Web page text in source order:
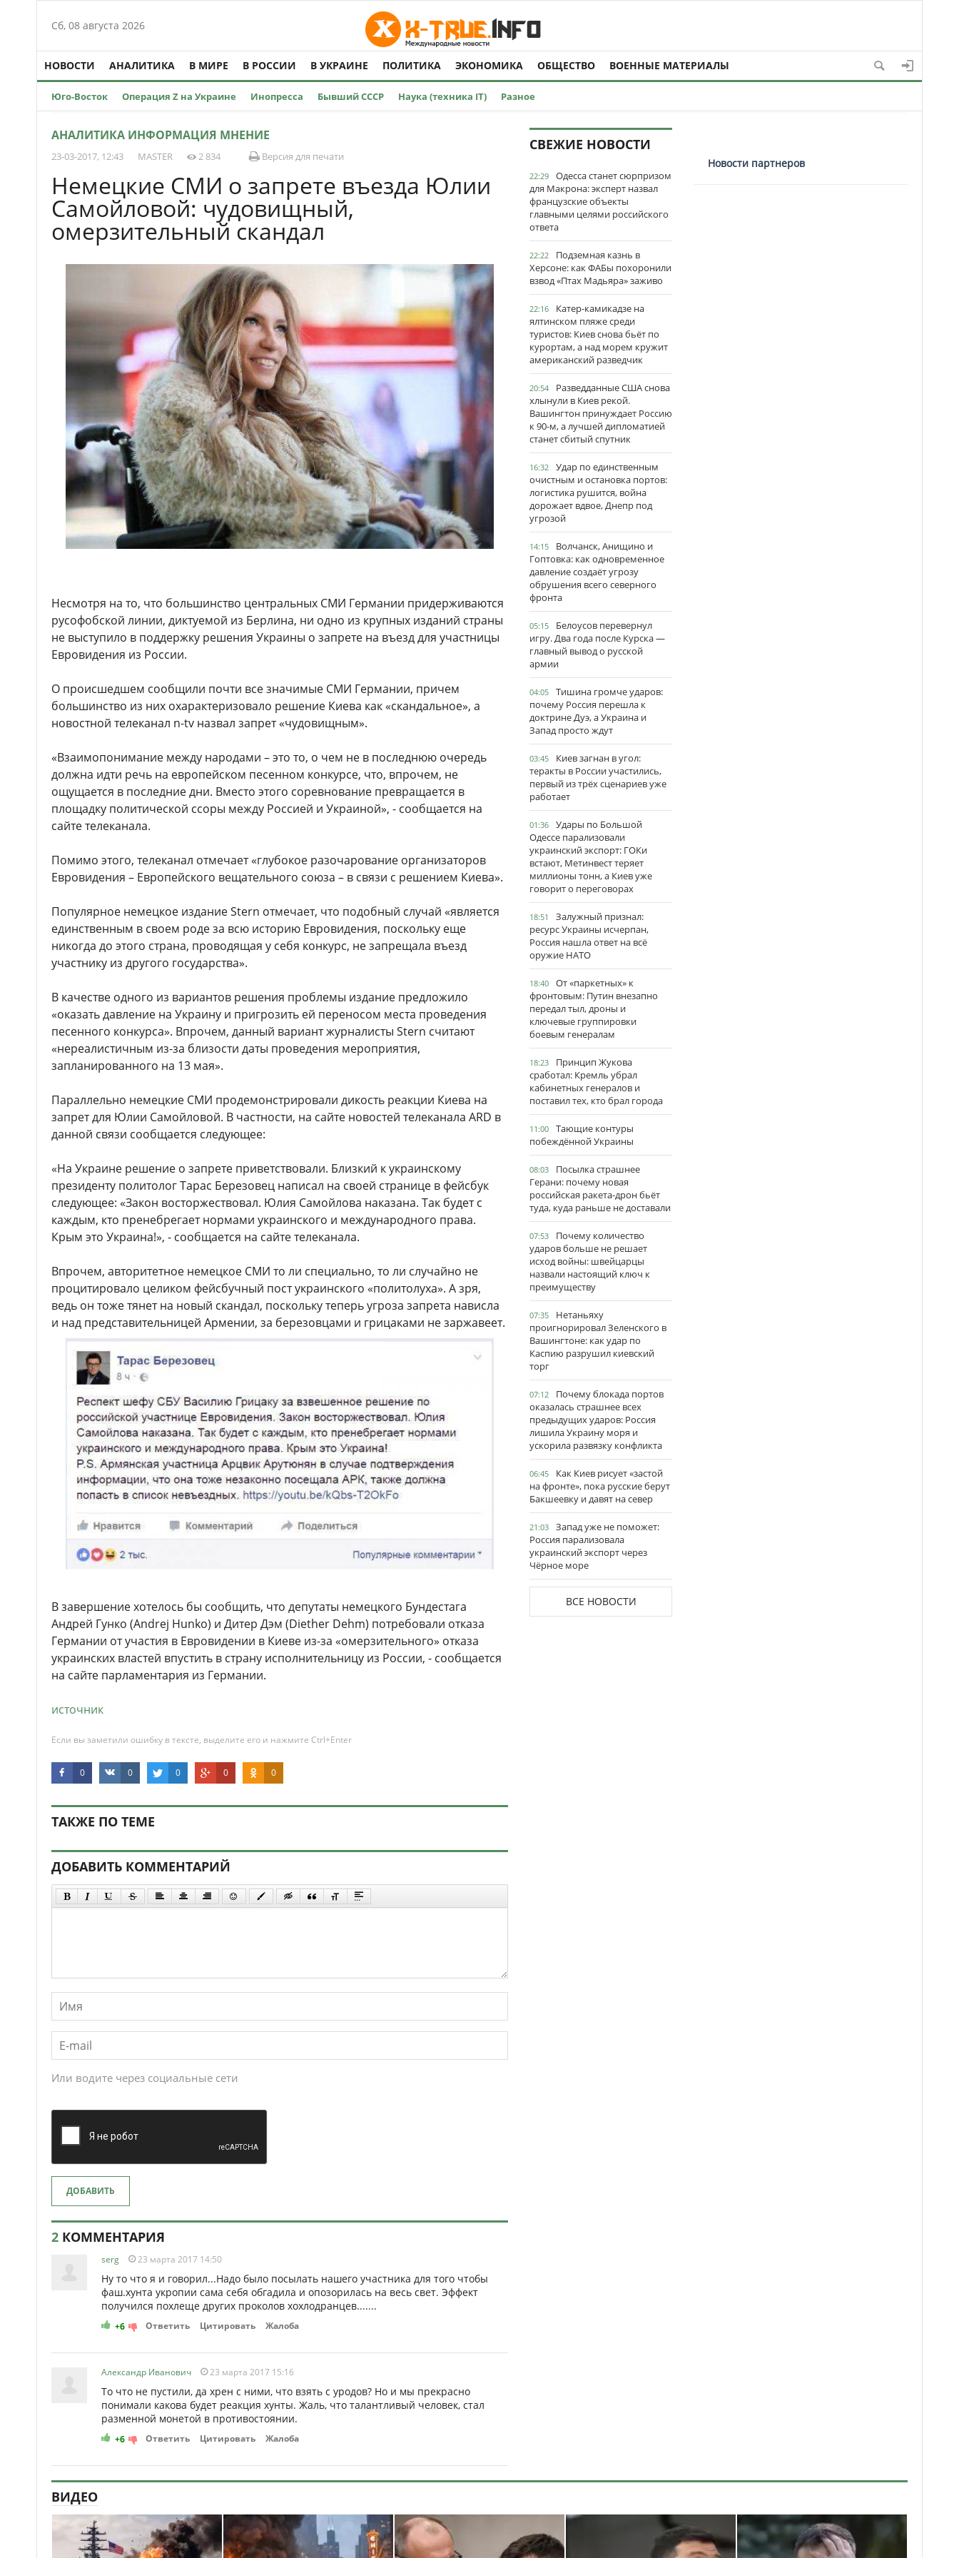
Сб, 08 августа 2026
НОВОСТИ АНАЛИТИКА В МИРЕ В РОССИИ В УКРАИНЕ ПОЛИТИКА ЭКОНОМИКА ОБЩЕСТВО ВОЕННЫЕ МАТЕРИАЛЫ
Юго-Восток Операция Z на Украине Инопресса Бывший СССР Наука (техника IT) Разное
АНАЛИТИКА ИНФОРМАЦИЯ МНЕНИЕ
23-03-2017, 12:43 MASTER 2 834 Версия для печати
Немецкие СМИ о запрете въезда Юлии
Самойловой: чудовищный,
омерзительный скандал
Несмотря на то, что большинство центральных СМИ Германии придерживаются
русофобской линии, диктуемой из Берлина, ни одно из крупных изданий страны
не выступило в поддержку решения Украины о запрете на въезд для участницы
Евровидения из России.
О происшедшем сообщили почти все значимые СМИ Германии, причем
большинство из них охарактеризовало решение Киева как «скандальное», а
новостной телеканал n-tv назвал запрет «чудовищным».
«Взаимопонимание между народами – это то, о чем не в последнюю очередь
должна идти речь на европейском песенном конкурсе, что, впрочем, не
ощущается в последние дни. Вместо этого соревнование превращается в
площадку политической ссоры между Россией и Украиной», - сообщается на
сайте телеканала.
Помимо этого, телеканал отмечает «глубокое разочарование организаторов
Евровидения – Европейского вещательного союза – в связи с решением Киева».
Популярное немецкое издание Stern отмечает, что подобный случай «является
единственным в своем роде за всю историю Евровидения, поскольку еще
никогда до этого страна, проводящая у себя конкурс, не запрещала въезд
участнику из другого государства».
В качестве одного из вариантов решения проблемы издание предложило
«оказать давление на Украину и пригрозить ей переносом места проведения
песенного конкурса». Впрочем, данный вариант журналисты Stern считают
«нереалистичным из-за близости даты проведения мероприятия,
запланированного на 13 мая».
Параллельно немецкие СМИ продемонстрировали дикость реакции Киева на
запрет для Юлии Самойловой. В частности, на сайте новостей телеканала ARD в
данной связи сообщается следующее:
«На Украине решение о запрете приветствовали. Близкий к украинскому
президенту политолог Тарас Березовец написал на своей странице в фейсбук
следующее: «Закон восторжествовал. Юлия Самойлова наказана. Так будет с
каждым, кто пренебрегает нормами украинского и международного права.
Крым это Украина!», - сообщается на сайте телеканала.
Впрочем, авторитетное немецкое СМИ то ли специально, то ли случайно не
процитировало целиком фейсбучный пост украинского «политолуха». А зря,
ведь он тоже тянет на новый скандал, поскольку теперь угроза запрета нависла
и над представительницей Армении, за березовцами и грицаками не заржавеет.
В завершение хотелось бы сообщить, что депутаты немецкого Бундестага
Андрей Гунко (Andrej Hunko) и Дитер Дэм (Diether Dehm) потребовали отказа
Германии от участия в Евровидении в Киеве из-за «омерзительного» отказа
украинских властей впустить в страну исполнительницу из России, - сообщается
на сайте парламентария из Германии.
источник
Если вы заметили ошибку в тексте, выделите его и нажмите Ctrl+Enter
0 0 0 0 0
ТАКЖЕ ПО ТЕМЕ
ДОБАВИТЬ КОММЕНТАРИЙ
Или водите через социальные сети
ДОБАВИТЬ
2 КОММЕНТАРИЯ
serg 23 марта 2017 14:50
Ну то что я и говорил...Надо было посылать нашего участника для того чтобы
фаш.хунта укропии сама себя обгадила и опозорилась на весь свет. Эффект
получился похлеще других проколов хохлодранцев.......
+6 Ответить Цитировать Жалоба
Александр Иванович 23 марта 2017 15:16
То что не пустили, да хрен с ними, что взять с уродов? Но и мы прекрасно
понимали какова будет реакция хунты. Жаль, что талантливый человек, стал
разменной монетой в противостоянии.
+6 Ответить Цитировать Жалоба
СВЕЖИЕ НОВОСТИ
22:29
Одесса станет сюрпризом
для Макрона: эксперт назвал
французские объекты
главными целями российского
ответа
22:22
Подземная казнь в
Херсоне: как ФАБы похоронили
взвод «Птах Мадьяра» заживо
22:16
Катер-камикадзе на
ялтинском пляже среди
туристов: Киев снова бьёт по
курортам, а над морем кружит
американский разведчик
20:54
Разведданные США снова
хлынули в Киев рекой.
Вашингтон принуждает Россию
к 90-м, а лучшей дипломатией
станет сбитый спутник
16:32
Удар по единственным
очистным и остановка портов:
логистика рушится, война
дорожает вдвое, Днепр под
угрозой
14:15
Волчанск, Анищино и
Гоптовка: как одновременное
давление создаёт угрозу
обрушения всего северного
фронта
05:15
Белоусов перевернул
игру. Два года после Курска —
главный вывод о русской
армии
04:05
Тишина громче ударов:
почему Россия перешла к
доктрине Дуэ, а Украина и
Запад просто ждут
03:45
Киев загнан в угол:
теракты в России участились,
первый из трёх сценариев уже
работает
01:36
Удары по Большой
Одессе парализовали
украинский экспорт: ГОКи
встают, Метинвест теряет
миллионы тонн, а Киев уже
говорит о переговорах
18:51
Залужный признал:
ресурс Украины исчерпан,
Россия нашла ответ на всё
оружие НАТО
18:40
От «паркетных» к
фронтовым: Путин внезапно
передал тыл, дроны и
ключевые группировки
боевым генералам
18:23
Принцип Жукова
сработал: Кремль убрал
кабинетных генералов и
поставил тех, кто брал города
11:00
Тающие контуры
побеждённой Украины
08:03
Посылка страшнее
Герани: почему новая
российская ракета-дрон бьёт
туда, куда раньше не доставали
07:53
Почему количество
ударов больше не решает
исход войны: швейцарцы
назвали настоящий ключ к
преимуществу
07:35
Нетаньяху
проигнорировал Зеленского в
Вашингтоне: как удар по
Каспию разрушил киевский
торг
07:12
Почему блокада портов
оказалась страшнее всех
предыдущих ударов: Россия
лишила Украину моря и
ускорила развязку конфликта
06:45
Как Киев рисует «застой
на фронте», пока русские берут
Бакшеевку и давят на север
21:03
Запад уже не поможет:
Россия парализовала
украинский экспорт через
Чёрное море
ВСЕ НОВОСТИ
Новости партнеров
ВИДЕО